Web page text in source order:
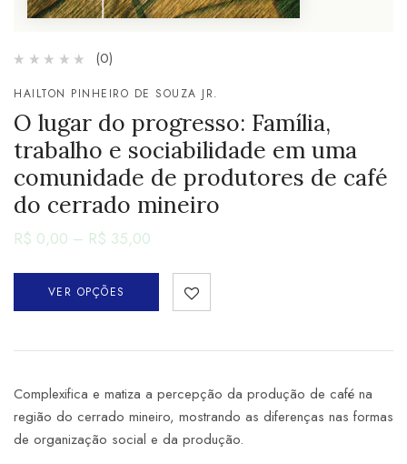
(0)
HAILTON PINHEIRO DE SOUZA JR.
O lugar do progresso: Família,
trabalho e sociabilidade em uma
comunidade de produtores de café
do cerrado mineiro
R$ 0,00 – R$ 35,00
VER OPÇÕES
Complexifica e matiza a percepção da produção de café na
região do cerrado mineiro, mostrando as diferenças nas formas
de organização social e da produção.